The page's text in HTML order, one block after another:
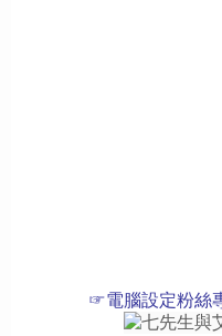
☞電腦設定粉絲